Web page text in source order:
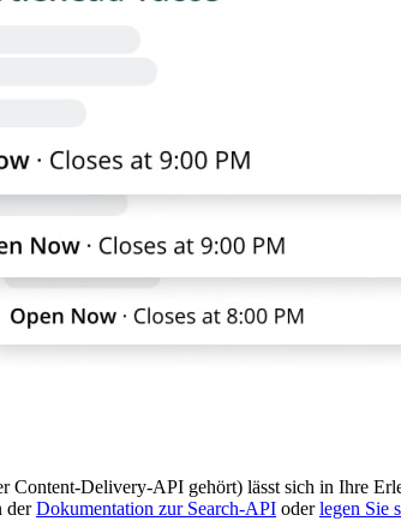
Content-Delivery-API gehört) lässt sich in Ihre
derDokumentation zur Search-API oderlegen Sie